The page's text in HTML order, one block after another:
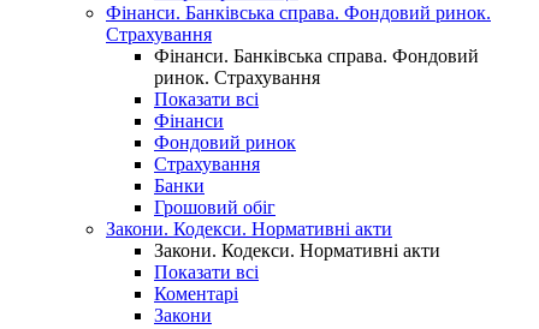
Фінанси. Банківська справа. Фондовий ринок.
Страхування
Фінанси. Банківська справа. Фондовий
ринок. Страхування
Показати всі
Фінанси
Фондовий ринок
Страхування
Банки
Грошовий обіг
Закони. Кодекси. Нормативні акти
Закони. Кодекси. Нормативні акти
Показати всі
Коментарі
Закони